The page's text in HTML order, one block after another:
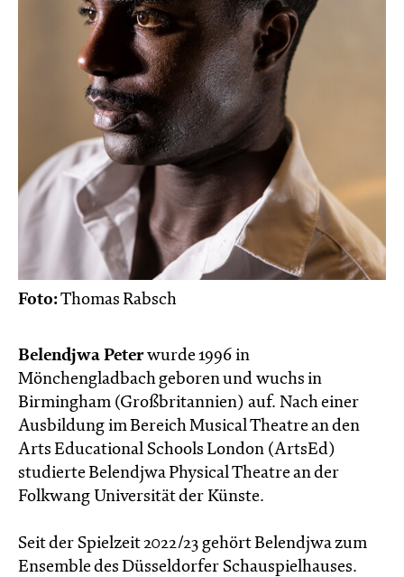
Foto:Thomas Rabsch
Belendjwa Peterwurde 1996 in
Mönchengladbach geboren und wuchs in
Birmingham (Großbritannien) auf. Nach einer
Ausbildung im Bereich Musical Theatre an den
Arts Educational Schools London (ArtsEd)
studierte Belendjwa Physical Theatre an der
Folkwang Universität der Künste.
Seit der Spielzeit 2022/23 gehört Belendjwa zum
Ensemble des Düsseldorfer Schauspielhauses.